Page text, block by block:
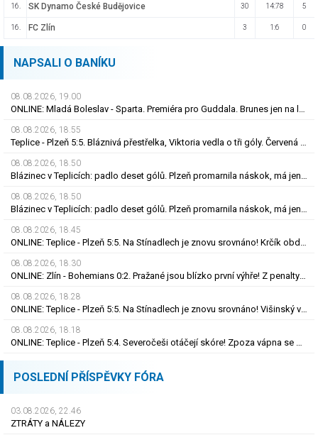
16. SK Dynamo České Budějovice 30 14:78 5
16. FC Zlín 3 1:6 0
NAPSALI O BANÍKU
08.08.2026, 19.00
08.08.2026, 18.55
08.08.2026, 18.50
08.08.2026, 18.50
08.08.2026, 18.45
08.08.2026, 18.30
08.08.2026, 18.28
08.08.2026, 18.18
POSLEDNÍ PŘÍSPĚVKY FÓRA
03.08.2026, 22.46
ZTRÁTY a NÁLEZY